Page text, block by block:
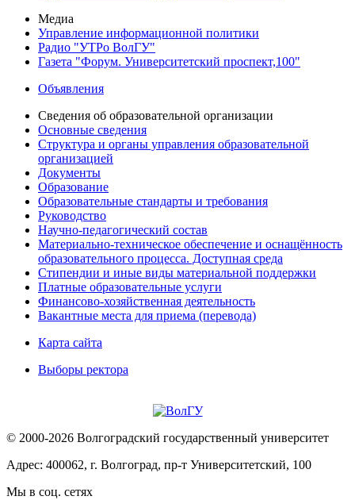
Медиа
Управление информационной политики
Радио "УТРо ВолГУ"
Газета "Форум. Университетский проспект,100"
Объявления
Сведения об образовательной организации
Основные сведения
Структура и органы управления образовательной
организацией
Документы
Образование
Образовательные стандарты и требования
Руководство
Научно-педагогический состав
Материально-техническое обеспечение и оснащённость
образовательного процесса. Доступная среда
Стипендии и иные виды материальной поддержки
Платные образовательные услуги
Финансово-хозяйственная деятельность
Вакантные места для приема (перевода)
Карта сайта
Выборы ректора
© 2000-2026 Волгоградский государственный университет
Адрес: 400062, г. Волгоград, пр-т Университетский, 100
Мы в соц. сетях